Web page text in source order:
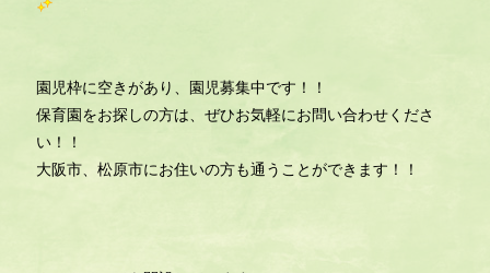
園児枠に空きがあり、園児募集中です！！
保育園をお探しの方は、ぜひお気軽にお問い合わせくださ
い！！
大阪市、松原市にお住いの方も通うことができます！！